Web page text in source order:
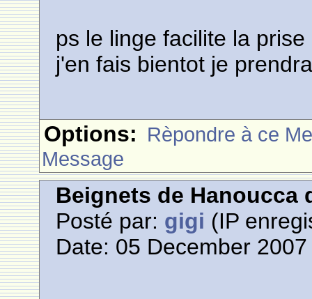
ps le linge facilite la
j'en fais bientot je
Options: Rèpondre à ce
Message
Beignets de Hanoucca
Posté par: gigi (IP
Date: 05 December